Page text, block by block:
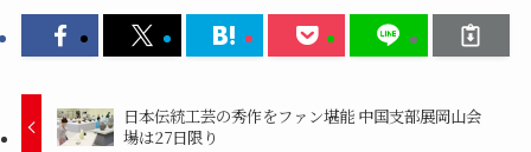
日本伝統工芸の秀作をファン堪能 中国支部展岡山会
場は27日限り